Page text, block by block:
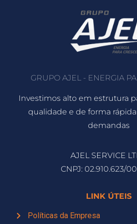
GRUPO AJEL - ENERGIA
Investimos alto em estrutura
qualidade e de forma rápida
demandas
AJEL SERVICE
CNPJ: 02.910.623/
LINK ÚTEIS
Políticas da Empresa